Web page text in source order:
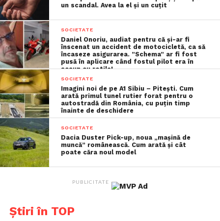
României.
Câteva albume au fost disponibile la noi și după 1989.
Printre acestea, cele care au inclus și fotbaliștii
”generației de aur” – Gheorghe Hagi, Dan Petrescu,
Ilie Dumitrescu și ceilalți.
Așadar, dacă vei găsi prin casă un astfel de album, să
știi că acesta, dacă este complet și în stare bună, îți
poate aduce mii de euro. Se caută însă și albume ușor
deteriorate, cu condiția să aibă cât mai multe
abțibilduri originale.
Citește șiUn bărbat fără adăpost, șocat după ce a
un scandal. Avea la el și un cuțit
SOCIETATE
Daniel Onoriu, audiat pentru că și-ar fi
înscenat un accident de motocicletă, ca să
încaseze asigurarea. ”Schema” ar fi fost
pusă în aplicare când fostul pilot era în
scaun cu rotile!
SOCIETATE
Imagini noi de pe A1 Sibiu – Pitești. Cum
arată primul tunel rutier forat pentru o
autostradă din România, cu puțin timp
înainte de deschidere
SOCIETATE
Dacia Duster Pick-up, noua „mașină de
muncă” românească. Cum arată și cât
poate căra noul model
PUBLICITATE
Știri în TOP